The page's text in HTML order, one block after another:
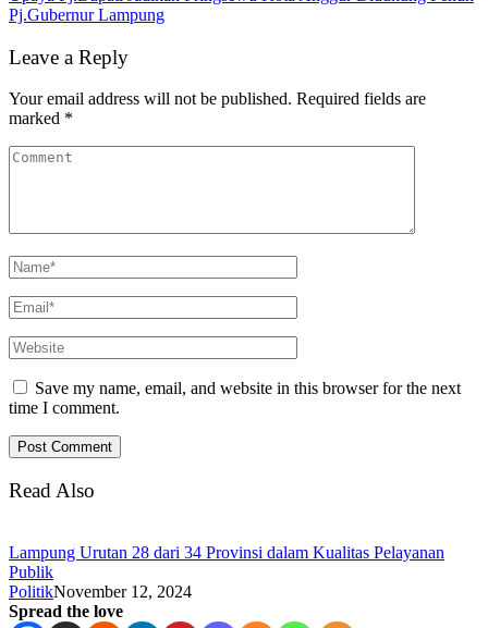
Pj.Gubernur Lampung
Leave a Reply
Your email address will not be published. Required fields are
marked *
Save my name, email, and website in this browser for the next
time I comment.
Read Also
Lampung Urutan 28 dari 34 Provinsi dalam Kualitas Pelayanan
Publik
PolitikNovember 12, 2024
Spread the love